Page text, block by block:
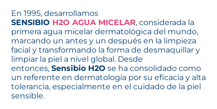
En 1995, desarrollamos
SENSIBIO H2O AGUA MICELAR, considerada la
primera agua micelar dermatológica del mundo,
marcando un antes y un después en la limpieza
facial y transformando la forma de desmaquillar y
limpiar la piel a nivel global. Desde
entonces, Sensibio H2O se ha consolidado como
un referente en dermatología por su eficacia y alta
tolerancia, especialmente en el cuidado de la piel
sensible.